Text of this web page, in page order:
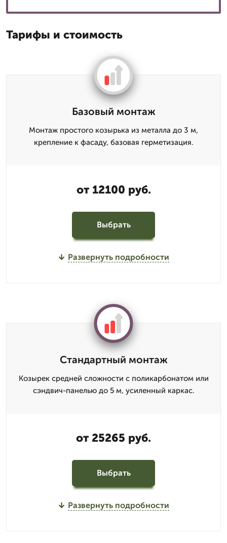
Тарифы и стоимость
Базовый монтаж
Монтаж простого козырька из металла до 3 м,
крепление к фасаду, базовая герметизация.
от 12100 руб.
Выбрать
Развернуть подробности
Стандартный монтаж
Козырек средней сложности с поликарбонатом или
сэндвич-панелью до 5 м, усиленный каркас.
от 25265 руб.
Выбрать
Развернуть подробности